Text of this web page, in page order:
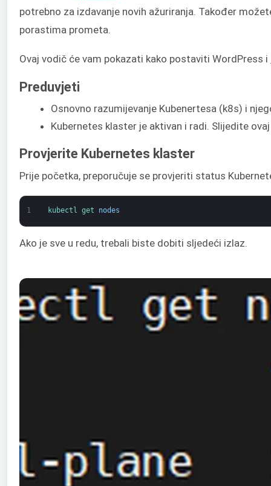
potrebno za izdavanje novih ažuriranja. Također
porastima prometa.
Ovaj vodič će vam pokazati kako postaviti WordPress i
Preduvjeti
Osnovno razumijevanje Kubenertesa (k8s) i
Kubernetes klaster je aktivan i radi. Slijedite
Provjerite Kubernetes klaster
Prije početka, preporučuje se provjeriti status
1 kubectl get nodes
Ako je sve u redu, trebali biste dobiti sljedeći izlaz.